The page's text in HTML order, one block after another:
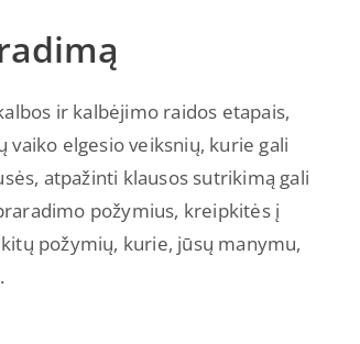
ir kalbėjimo raidos etapais,
elgesio veiksnių, kurie gali
atpažinti klausos sutrikimą gali
požymius, kreipkitės į
požymių, kurie, jūsų manymu,